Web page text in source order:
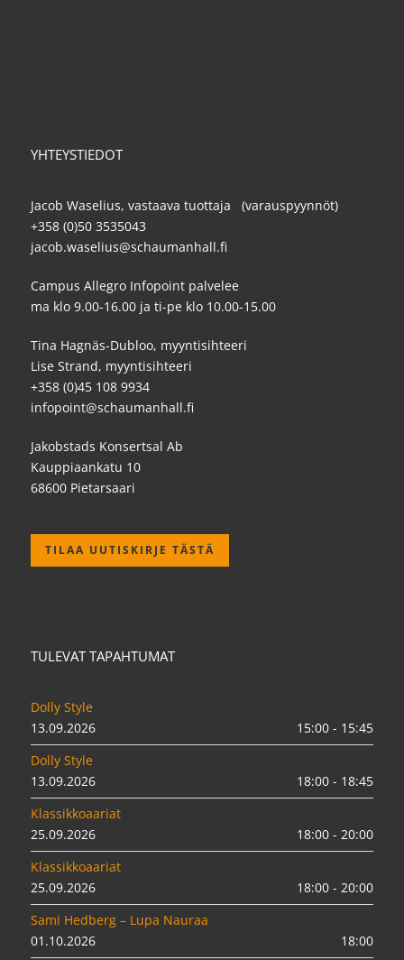
YHTEYSTIEDOT
Jacob Waselius, vastaava tuottaja (varauspyynnöt)
+358 (0)50 3535043
jacob.waselius@schaumanhall.fi
Campus Allegro Infopoint palvelee
ma klo 9.00-16.00 ja ti-pe klo 10.00-15.00
Tina Hagnäs-Dubloo, myyntisihteeri
Lise Strand, myyntisihteeri
+358 (0)45 108 9934
infopoint@schaumanhall.fi
Jakobstads Konsertsal Ab
Kauppiaankatu 10
68600 Pietarsaari
TILAA UUTISKIRJE TÄSTÄ
TULEVAT TAPAHTUMAT
Dolly Style
13.09.2026
15:00 - 15:45
Dolly Style
13.09.2026
18:00 - 18:45
Klassikkoaariat
25.09.2026
18:00 - 20:00
Klassikkoaariat
25.09.2026
18:00 - 20:00
Sami Hedberg – Lupa Nauraa
01.10.2026
18:00